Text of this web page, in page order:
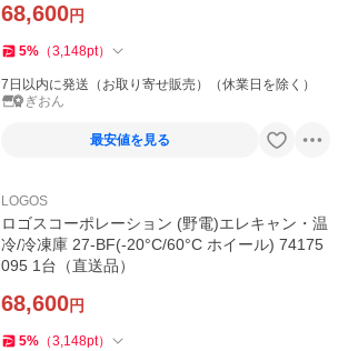
68,600円
5% （3,148pt）
7日以内に発送（お取り寄せ販売）（休業日を除く）
ぎおん
最安値を見る
LOGOS
ロゴスコーポレーション (野電)エレキャン・温
冷/冷凍庫 27-BF(-20°C/60°C ホイール) 74175
095 1台（直送品）
68,600円
5% （3,148pt）